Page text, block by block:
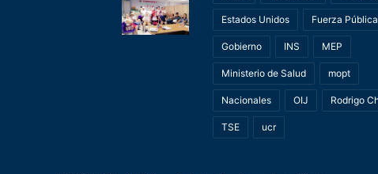
Estados Unidos Fuerza Pública
Gobierno INS MEP
Ministerio de Salud mopt
Nacionales OIJ Rodrigo
TSE ucr